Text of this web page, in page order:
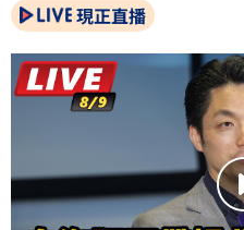
現正直播